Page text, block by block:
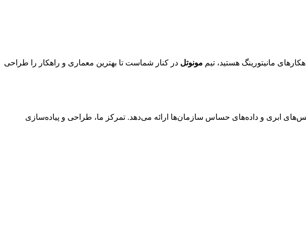
مانیتورینگ هستید، تیم مونوتل در کنار شماست تا بهترین معماری و راهکار را طراحی
ابری و داده‌های حساس سازمان‌ها ارائه می‌دهد. تمرکز ما، طراحی و پیاده‌سازی